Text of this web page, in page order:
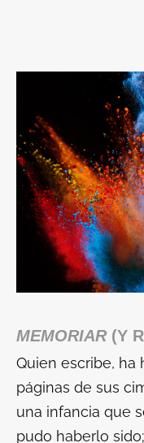
MEMORIAR (Y
Quien escribe, ha
páginas de sus
una infancia que
pudo haberlo